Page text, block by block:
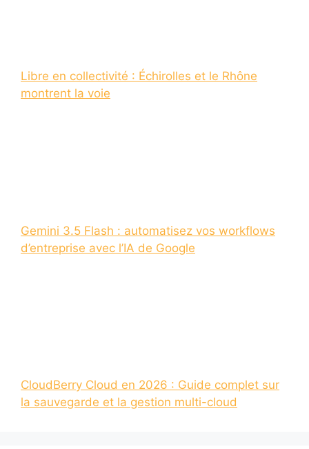
Libre en collectivité : Échirolles et le Rhône
montrent la voie
Gemini 3.5 Flash : automatisez vos workflows
d’entreprise avec l’IA de Google
CloudBerry Cloud en 2026 : Guide complet sur
la sauvegarde et la gestion multi-cloud